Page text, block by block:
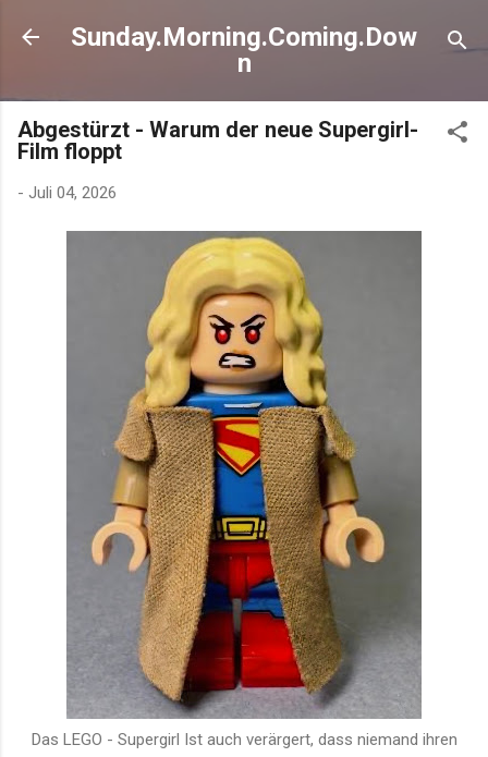
Direkt zum Hauptbereich
Sunday.Morning.Coming.Dow
n
Abgestürzt - Warum der neue Supergirl-
Film floppt
- Juli 04, 2026
Das LEGO - Supergirl Ist auch verärgert, dass niemand ihren